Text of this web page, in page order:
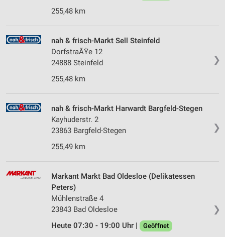
255,48 km
❯
nah & frisch-Markt Sell Steinfeld
DorfstraÃŸe 12
24888 Steinfeld
255,48 km
❯
nah & frisch-Markt Harwardt Bargfeld-Stegen
Kayhuderstr. 2
23863 Bargfeld-Stegen
255,49 km
❯
Markant Markt Bad Oldesloe (Delikatessen
Peters)
Mühlenstraße 4
23843 Bad Oldesloe
Heute 07:30 - 19:00 Uhr |
Geöffnet